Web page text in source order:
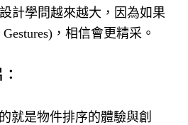
計學問越來越大，因為如果
Gestures)，相信會更精采。
就是物件排序的體驗與創